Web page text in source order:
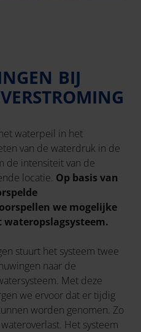
BIJ
waterpeil in het
van de waterdruk in de
de intensiteit van de
locatie. Op basis van
we mogelijke
stuurt het systeem twee
naar de
Met deze
we ervoor dat er tijdig
worden genomen. Zo
Het systeem